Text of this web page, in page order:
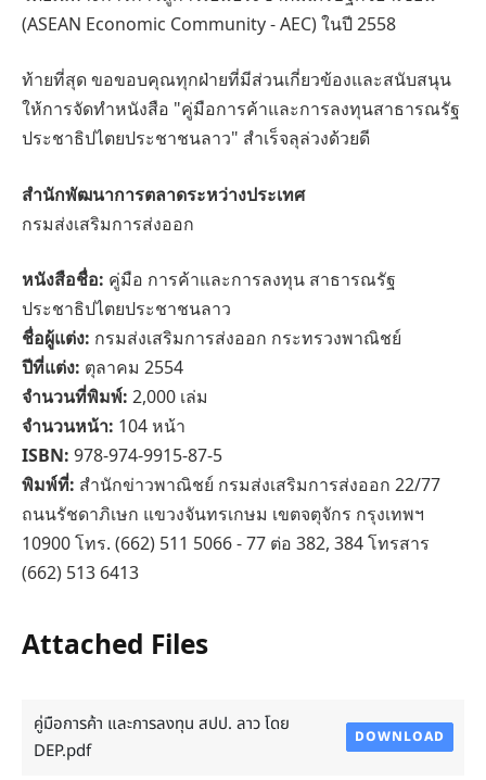
(ASEAN Economic Community - AEC) ในปี 2558
ท้ายที่สุด ขอขอบคุณทุกฝ่ายที่มีส่วนเกี่ยวข้องและสนับสนุน
ให้การจัดทำหนังสือ "คู่มือการค้าและการลงทุนสาธารณรัฐ
ประชาธิปไตยประชาชนลาว" สำเร็จลุล่วงด้วยดี
สำนักพัฒนาการตลาดระหว่างประเทศ
กรมส่งเสริมการส่งออก
หนังสือชื่อ: คู่มือ การค้าและการลงทุน สาธารณรัฐ
ประชาธิปไตยประชาชนลาว
ชื่อผู้แต่ง: กรมส่งเสริมการส่งออก กระทรวงพาณิชย์
ปีที่แต่ง: ตุลาคม 2554
จำนวนที่พิมพ์: 2,000 เล่ม
จำนวนหน้า: 104 หน้า
ISBN: 978-974-9915-87-5
พิมพ์ที่: สำนักข่าวพาณิชย์ กรมส่งเสริมการส่งออก 22/77
ถนนรัชดาภิเษก แขวงจันทรเกษม เขตจตุจักร กรุงเทพฯ
10900 โทร. (662) 511 5066 - 77 ต่อ 382, 384 โทรสาร
(662) 513 6413
Attached Files
คู่มือการค้า และการลงทุน สปป. ลาว โดย
DEP.pdf
DOWNLOAD